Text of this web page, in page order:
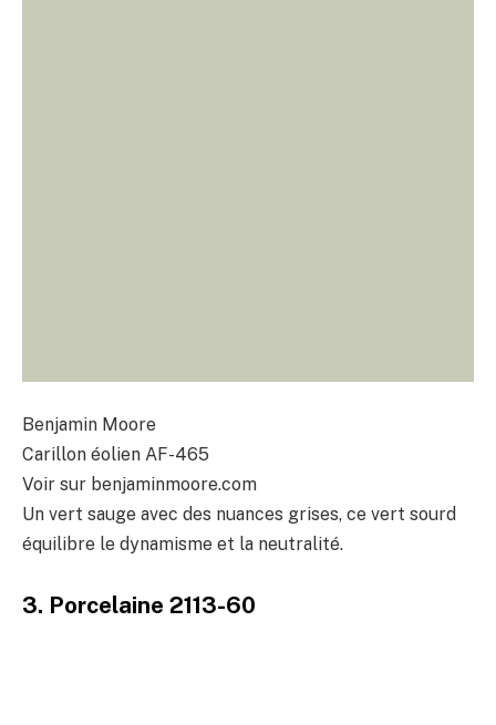
Benjamin Moore
Carillon éolien AF-465
Voir sur benjaminmoore.com
Un vert sauge avec des nuances grises, ce vert sourd
équilibre le dynamisme et la neutralité.
3. Porcelaine 2113-60